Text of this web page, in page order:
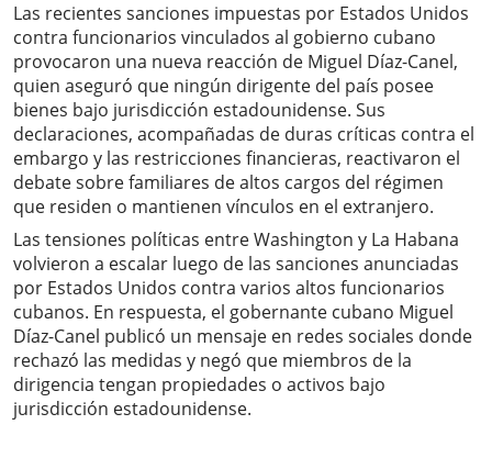
Las recientes sanciones impuestas por Estados Unidos
contra funcionarios vinculados al gobierno cubano
provocaron una nueva reacción de Miguel Díaz-Canel,
quien aseguró que ningún dirigente del país posee
bienes bajo jurisdicción estadounidense. Sus
declaraciones, acompañadas de duras críticas contra el
embargo y las restricciones financieras, reactivaron el
debate sobre familiares de altos cargos del régimen
que residen o mantienen vínculos en el extranjero.
Las tensiones políticas entre Washington y La Habana
volvieron a escalar luego de las sanciones anunciadas
por Estados Unidos contra varios altos funcionarios
cubanos. En respuesta, el gobernante cubano Miguel
Díaz-Canel publicó un mensaje en redes sociales donde
rechazó las medidas y negó que miembros de la
dirigencia tengan propiedades o activos bajo
jurisdicción estadounidense.